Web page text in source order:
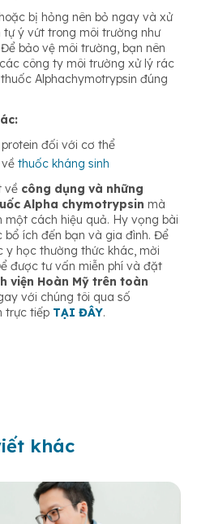
bị hỏng nên bỏ ngay và xử
ý vứt trong môi trường như
bảo vệ môi trường, bạn nên
công ty môi trường xử lý rác
Alphachymotrypsin đúng
đối với cơ thể
thuốc kháng sinh
về công dụng và những
Alpha chymotrypsin mà
một cách hiệu quả. Hy vọng bài
bổ ích đến bạn và gia đình. Để
y học thường thức khác, mời
được tư vấn miễn phí và đặt
viện Hoàn Mỹ trên toàn
với chúng tôi qua số
trực tiếp TẠI ĐÂY.
khác